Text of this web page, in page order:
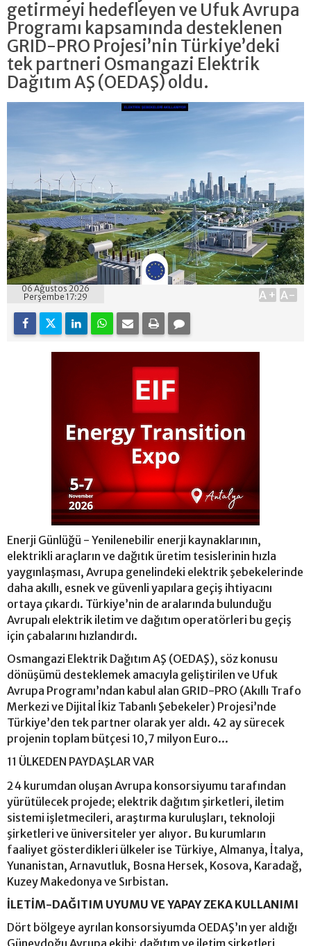
getirmeyi hedefleyen ve Ufuk Avrupa
Programı kapsamında desteklenen
GRID-PRO Projesi’nin Türkiye’deki
tek partneri Osmangazi Elektrik
Dağıtım AŞ (OEDAŞ) oldu.
06 Ağustos 2026
Perşembe 17:29
A+ A-
Enerji Günlüğü - Yenilenebilir enerji kaynaklarının,
elektrikli araçların ve dağıtık üretim tesislerinin hızla
yaygınlaşması, Avrupa genelindeki elektrik şebekelerinde
daha akıllı, esnek ve güvenli yapılara geçiş ihtiyacını
ortaya çıkardı. Türkiye’nin de aralarında bulunduğu
Avrupalı elektrik iletim ve dağıtım operatörleri bu geçiş
için çabalarını hızlandırdı.
Osmangazi Elektrik Dağıtım AŞ (OEDAŞ), söz konusu
dönüşümü desteklemek amacıyla geliştirilen ve Ufuk
Avrupa Programı’ndan kabul alan GRID-PRO (Akıllı Trafo
Merkezi ve Dijital İkiz Tabanlı Şebekeler) Projesi’nde
Türkiye’den tek partner olarak yer aldı. 42 ay sürecek
projenin toplam bütçesi 10,7 milyon Euro...
11 ÜLKEDEN PAYDAŞLAR VAR
24 kurumdan oluşan Avrupa konsorsiyumu tarafından
yürütülecek projede; elektrik dağıtım şirketleri, iletim
sistemi işletmecileri, araştırma kuruluşları, teknoloji
şirketleri ve üniversiteler yer alıyor. Bu kurumların
faaliyet gösterdikleri ülkeler ise Türkiye, Almanya, İtalya,
Yunanistan, Arnavutluk, Bosna Hersek, Kosova, Karadağ,
Kuzey Makedonya ve Sırbistan.
İLETİM-DAĞITIM UYUMU VE YAPAY ZEKA KULLANIMI
Dört bölgeye ayrılan konsorsiyumda OEDAŞ’ın yer aldığı